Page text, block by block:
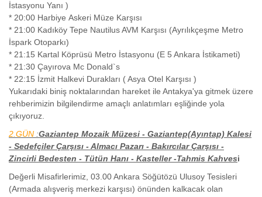
İstasyonu Yanı )
* 20:00 Harbiye Askeri Müze Karşısı
* 21:00 Kadıköy Tepe Nautilus AVM Karşısı (Ayrılıkçeşme Metro
İspark Otoparkı)
* 21:15 Kartal Köprüsü Metro İstasyonu (E 5 Ankara İstikameti)
* 21:30 Çayırova Mc Donald`s
* 22:15 İzmit Halkevi Durakları ( Asya Otel Karşısı )
Yukarıdaki biniş noktalarından hareket ile Antakya'ya gitmek üzere
rehberimizin bilgilendirme amaçlı anlatımları eşliğinde yola
çıkıyoruz.
2.GÜN :Gaziantep Mozaik Müzesi - Gaziantep(Ayıntap) Kalesi
- Sedefçiler Çarşısı - Almacı Pazarı - Bakırcılar Çarşısı -
Zincirli Bedesten - Tütün Hanı - Kasteller -Tahmis Kahvesi
Değerli Misafirlerimiz, 03.00 Ankara Söğütözü Ulusoy Tesisleri
(Armada alışveriş merkezi karşısı) önünden kalkacak olan